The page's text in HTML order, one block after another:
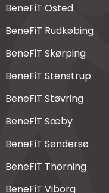
BeneFiT Osted
BeneFiT Rudkøbing
BeneFiT Skørping
BeneFiT Stenstrup
BeneFiT Støvring
BeneFiT Sæby
BeneFiT Søndersø
BeneFiT Thorning
BeneFiT Viborg